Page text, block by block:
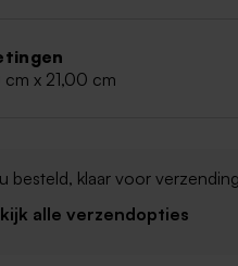
cm x 21,00 cm
besteld, klaar voor
alle verzendopties